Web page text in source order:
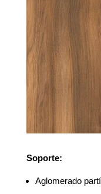
Soporte:
Aglomerado